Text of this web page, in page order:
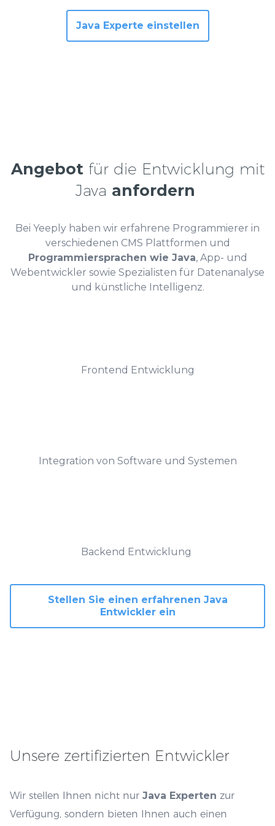
Java Experte einstellen
Angebotfür die Entwicklung mit
Java anfordern
Bei Yeeply haben wir erfahrene Programmierer in
verschiedenen CMS Plattformen und
Programmiersprachen wie Java, App- und
Webentwickler sowie Spezialisten für Datenanalyse
und künstliche Intelligenz.
Backend Entwicklung
Frontend Entwicklung
Integration von Software und Systemen
Stellen Sie einen erfahrenen Java
Entwickler ein
Unsere zertifizierten Entwickler
Wir stellen Ihnen nicht nur Java Experten zur
Verfügung, sondern bieten Ihnen auch einen